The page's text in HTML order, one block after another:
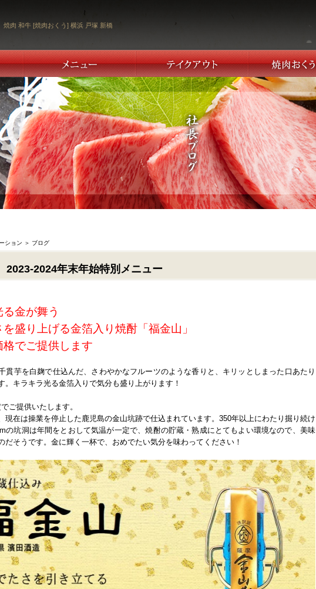
焼肉 和牛 [焼肉おくう] 横浜 戸塚 新橋
ション ＞ ブログ
2023-2024年末年始特別メニュー
金が舞う
盛り上げる金箔入り焼酎「福金山」
でご提供します
貫芋を白麹で仕込んだ、さわやかなフルーツのような香りと、キリッとしまった口あたり
。キラキラ光る金箔入りで気分も盛り上がります！
ご提供いたします。
現在は操業を停止した鹿児島の金山坑跡で仕込まれています。350年以上にわたり掘り続け
の坑洞は年間をとおして気温が一定で、焼酎の貯蔵・熟成にとてもよい環境なので、美味
だそうです。金に輝く一杯で、おめでたい気分を味わってください！